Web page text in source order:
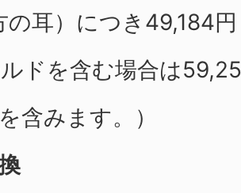
の耳）につき49,184円
ドを含む場合は
含みます。）